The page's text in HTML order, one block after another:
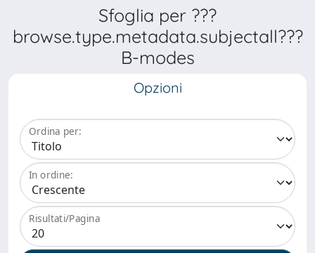
Sfoglia per ???
browse.type.metadata.subjectall???
B-modes
Opzioni
Ordina per:
In ordine:
Risultati/Pagina